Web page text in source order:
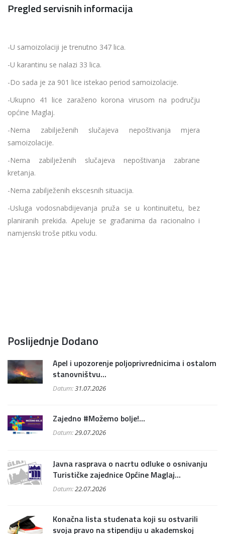
Pregled servisnih informacija
-U samoizolaciji je trenutno 347 lica.
-U karantinu se nalazi 33 lica.
-Do sada je za 901 lice istekao period samoizolacije.
-Ukupno 41 lice zaraženo korona virusom na području
općine Maglaj.
-Nema zabilježenih slučajeva nepoštivanja mjera
samoizolacije.
-Nema zabilježenih slučajeva nepoštivanja zabrane
kretanja.
-Nema zabilježenih ekscesnih situacija.
-Usluga vodosnabdijevanja pruža se u kontinuitetu, bez
planiranih prekida. Apeluje se građanima da racionalno i
namjenski troše pitku vodu.
Poslijednje Dodano
Apel i upozorenje poljoprivrednicima i ostalom
stanovništvu...
Datum:31.07.2026
Zajedno #Možemo bolje!...
Datum:29.07.2026
Javna rasprava o nacrtu odluke o osnivanju
Turističke zajednice Općine Maglaj...
Datum:22.07.2026
Konačna lista studenata koji su ostvarili
svoja pravo na stipendiju u akademskoj